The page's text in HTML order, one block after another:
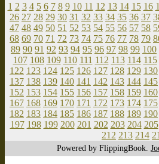
1 2 3 4 5 6 7 8 9 10 11 12 13 14 15 16
26 27 28 29 30 31 32 33 34 35 36 37
47 48 49 50 51 52 53 54 55 56 57 58
68 69 70 71 72 73 74 75 76 77 78 79
89 90 91 92 93 94 95 96 97 98 99 100
107 108 109 110 111 112 113 114 115
122 123 124 125 126 127 128 129 130
137 138 139 140 141 142 143 144 145
152 153 154 155 156 157 158 159 160
167 168 169 170 171 172 173 174 175
182 183 184 185 186 187 188 189 190
197 198 199 200 201 202 203 204 205
212 213 214
Powered by FlippingBook.